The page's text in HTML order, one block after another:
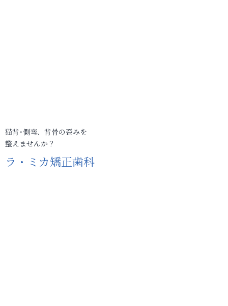
猫背･側弯、背骨の歪みを
整えませんか？
ラ・ミカ矯正歯科